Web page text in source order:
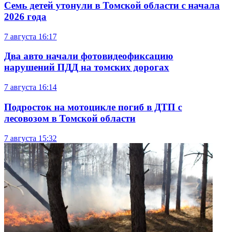
Семь детей утонули в Томской области с начала
2026 года
7 августа 16:17
Два авто начали фотовидеофиксацию
нарушений ПДД на томских дорогах
7 августа 16:14
Подросток на мотоцикле погиб в ДТП с
лесовозом в Томской области
7 августа 15:32